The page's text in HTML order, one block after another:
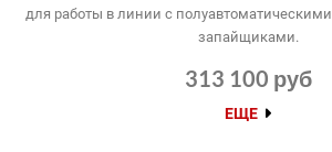
для работы в линии с
запайщиками.
313 100 руб
ЕЩЕ